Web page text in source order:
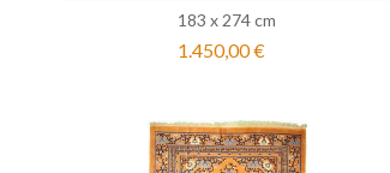
183 x 274cm
1.450,00 €